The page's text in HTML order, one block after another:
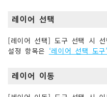
레이어 선택
[레이어 선택] 도구 선택 시
설정 항목은 ‘레이어 선택 도구’
레이어 이동